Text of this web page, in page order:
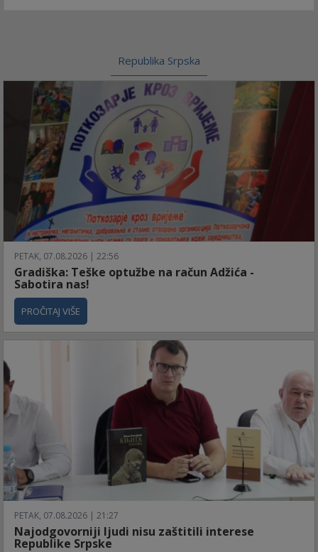
Republika Srpska
PETAK, 07.08.2026 | 22:56
Gradiška: Teške optužbe na račun Adžića -
Sabotira nas!
PROČITAJ VIŠE
PETAK, 07.08.2026 | 21:27
Najodgovorniji ljudi nisu zaštitili interese
Republike Srpske